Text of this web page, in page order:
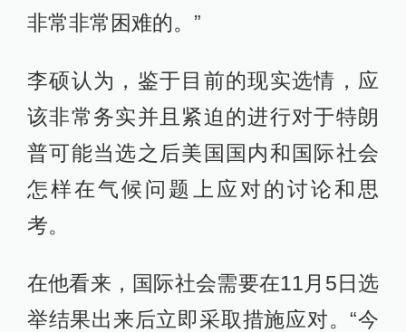
非常非常困难的。”
李硕认为，鉴于目前的现实选情，应
该非常务实并且紧迫的进行对于特朗
普可能当选之后美国国内和国际社会
怎样在气候问题上应对的讨论和思
考。
在他看来，国际社会需要在11月5日选
举结果出来后立即采取措施应对。“今